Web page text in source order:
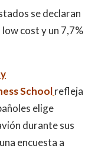
se declaran
cost y un 7,7%
Schoolrefleja
elige
durante sus
encuesta a